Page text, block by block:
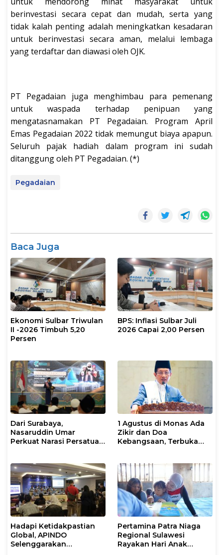
berinvestasi secara cepat dan mudah, serta yang
tidak kalah penting adalah meningkatkan kesadaran
untuk berinvestasi secara aman, melalui lembaga
yang terdaftar dan diawasi oleh OJK.
PT Pegadaian juga menghimbau para pemenang
untuk waspada terhadap penipuan yang
mengatasnamakan PT Pegadaian. Program April
Emas Pegadaian 2022 tidak memungut biaya apapun.
Seluruh pajak hadiah dalam program ini sudah
ditanggung oleh PT Pegadaian. (*)
Pegadaian
Baca Juga
Ekonomi Sulbar Triwulan
II -2026 Timbuh 5,20
Persen
BPS: Inflasi Sulbar Juli
2026 Capai 2,00 Persen
Dari Surabaya,
Nasaruddin Umar
Perkuat Narasi Persatuan
1 Agustus di Monas Ada
Zikir dan Doa
Kebangsaan, Terbuka
Hadapi Ketidakpastian
Global, APINDO
Selenggarakan
Pertamina Patra Niaga
Regional Sulawesi
Rayakan Hari Anak